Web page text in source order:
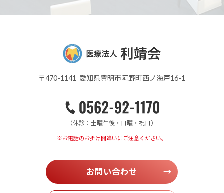
〒470-1141 愛知県豊明市阿野町西ノ海戸16-1
（休診：土曜午後・日曜・祝日）
※お電話のお掛け間違いにご注意ください。
お問い合わせ →